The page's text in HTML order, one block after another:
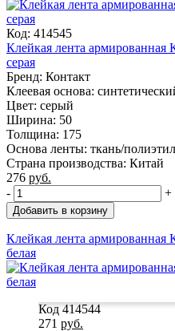
Код: 414545
Клейкая лента
серая
Бренд: Контакт
Клеевая основа:
Цвет: серый
Ширина: 50
Толщина: 175
Основа ленты: ткань/
Страна производства: Китай
276 руб.
-
+
Добавить в корзину
Клейкая лента
белая
Код 414544
271 руб.